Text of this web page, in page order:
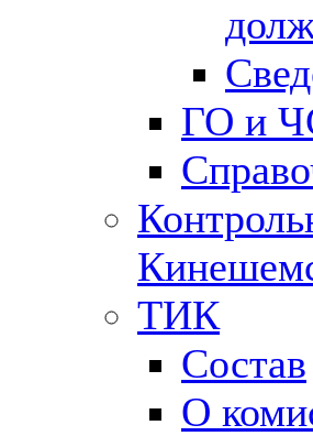
ГО и
ТИК
Состав
О